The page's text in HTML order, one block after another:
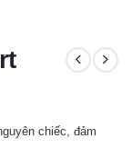
chiếc, đảm